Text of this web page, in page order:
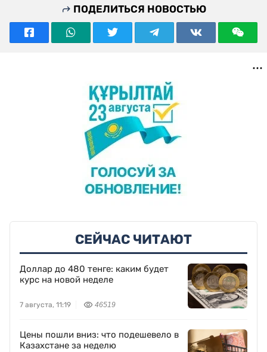
ПОДЕЛИТЬСЯ НОВОСТЬЮ
СЕЙЧАС ЧИТАЮТ
Доллар до 480 тенге: каким будет
курс на новой неделе
7 августа, 11:19 46519
Цены пошли вниз: что подешевело в
Казахстане за неделю